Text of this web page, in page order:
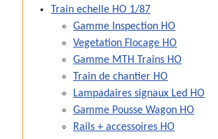
Train echelle HO 1/87
Gamme Inspection HO
Vegetation Flocage HO
Gamme MTH Trains HO
Train de chantier HO
Lampadaires signaux Led HO
Gamme Pousse Wagon HO
Rails + accessoires HO